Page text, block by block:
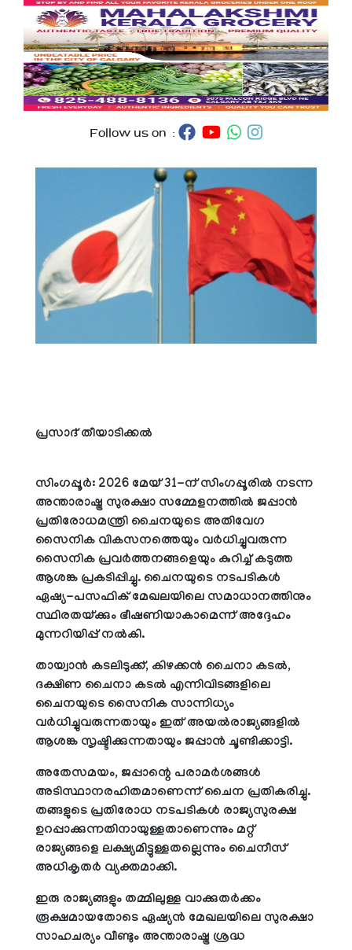
Follow us on :
പ്രസാദ് തീയാടിക്കല്‍
സിംഗപ്പൂര്‍: 2026 മേയ് 31-ന് സിംഗപ്പൂരില്‍ നടന്ന
അന്താരാഷ്ട്ര സുരക്ഷാ സമ്മേളനത്തില്‍ ജപ്പാന്‍
പ്രതിരോധമന്ത്രി ചൈനയുടെ അതിവേഗ
സൈനിക വികസനത്തെയും വര്‍ധിച്ചുവരുന്ന
സൈനിക പ്രവര്‍ത്തനങ്ങളെയും കുറിച്ച് കടുത്ത
ആശങ്ക പ്രകടിപ്പിച്ചു. ചൈനയുടെ നടപടികള്‍
ഏഷ്യ-പസഫിക് മേഖലയിലെ സമാധാനത്തിനും
സ്ഥിരതയ്ക്കും ഭീഷണിയാകാമെന്ന് അദ്ദേഹം
മുന്നറിയിപ്പ് നല്‍കി.
തായ്വാന്‍ കടലിടുക്ക്, കിഴക്കന്‍ ചൈനാ കടല്‍,
ദക്ഷിണ ചൈനാ കടല്‍ എന്നിവിടങ്ങളിലെ
ചൈനയുടെ സൈനിക സാന്നിധ്യം
വര്‍ധിച്ചുവരുന്നതായും ഇത് അയല്‍രാജ്യങ്ങളില്‍
ആശങ്ക സൃഷ്ടിക്കുന്നതായും ജപ്പാന്‍ ചൂണ്ടിക്കാട്ടി.
അതേസമയം, ജപ്പാന്റെ പരാമര്‍ശങ്ങള്‍
അടിസ്ഥാനരഹിതമാണെന്ന് ചൈന പ്രതികരിച്ചു.
തങ്ങളുടെ പ്രതിരോധ നടപടികള്‍ രാജ്യസുരക്ഷ
ഉറപ്പാക്കുന്നതിനായുള്ളതാണെന്നും മറ്റ്
രാജ്യങ്ങളെ ലക്ഷ്യമിട്ടുള്ളതല്ലെന്നും ചൈനീസ്
അധികൃതര്‍ വ്യക്തമാക്കി.
ഇരു രാജ്യങ്ങളും തമ്മിലുള്ള വാക്കുതര്‍ക്കം
രൂക്ഷമായതോടെ ഏഷ്യന്‍ മേഖലയിലെ സുരക്ഷാ
സാഹചര്യം വീണ്ടും അന്താരാഷ്ട്ര ശ്രദ്ധ